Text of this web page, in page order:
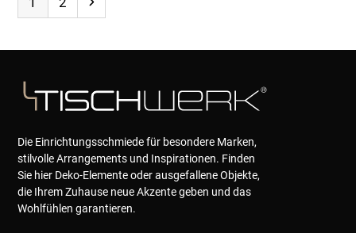
Die Einrichtungsschmiede für besondere Marken,
stilvolle Arrangements und Inspirationen. Finden
Sie hier Deko-Elemente oder ausgefallene Objekte,
die Ihrem Zuhause neue Akzente geben und das
Wohlfühlen garantieren.